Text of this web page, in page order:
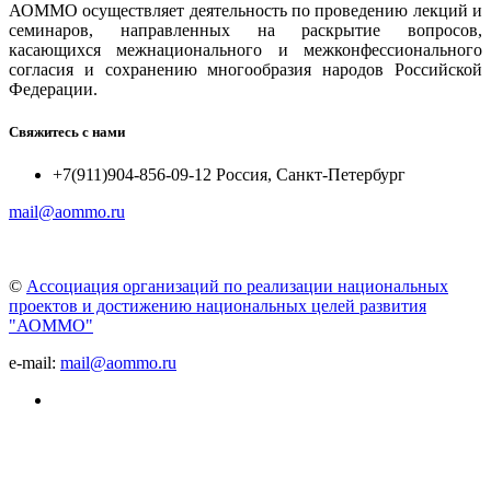
АОММО осуществляет деятельность по проведению лекций и
семинаров, направленных на раскрытие вопросов,
касающихся межнационального и межконфессионального
согласия и сохранению многообразия народов Российской
Федерации.
Свяжитесь с нами
+7(911)904-856-09-12 Россия, Санкт-Петербург
mail@aommo.ru
© Ассоциация организаций по реализации национальных
проектов и достижению национальных целей развития
"АОММО"
e-mail: mail@aommo.ru